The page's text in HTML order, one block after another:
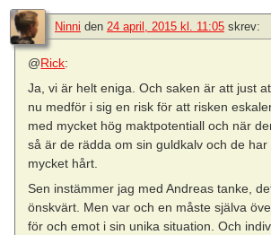
Ninni den 24 april, 2015 kl. 11:05 skrev:
@Rick:
Ja, vi är helt eniga. Och saken är att just
nu medför i sig en risk för att risken
med mycket hög maktpotentiall och när
så är de rädda om sin guldkalv och de har
mycket hårt.
Sen instämmer jag med Andreas tanke,
önskvärt. Men var och en måste själva
för och emot i sin unika situation. Och